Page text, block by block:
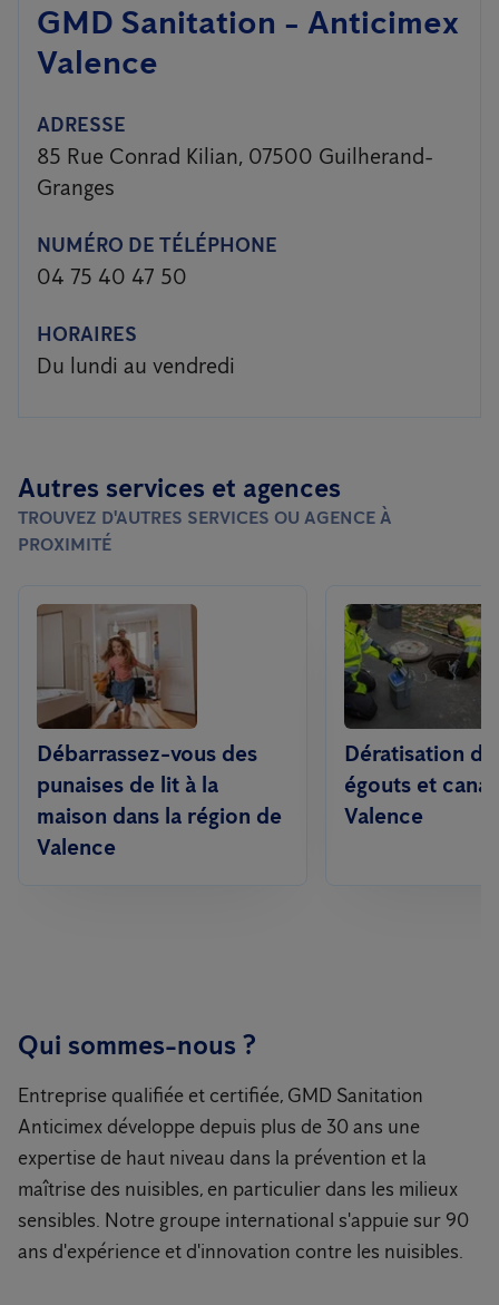
GMD Sanitation - Anticimex
Valence
ADRESSE
85 Rue Conrad Kilian, 07500 Guilherand-
Granges
NUMÉRO DE TÉLÉPHONE
04 75 40 47 50
HORAIRES
Du lundi au vendredi
Autres services et agences
TROUVEZ D'AUTRES SERVICES OU AGENCE À
PROXIMITÉ
Débarrassez-vous des
punaises de lit à la
maison dans la région de
Valence
Dératisation
égouts et
Valence
Qui sommes-nous ?
Entreprise qualifiée et certifiée, GMD Sanitation
Anticimex développe depuis plus de 30 ans une
expertise de haut niveau dans la prévention et la
maîtrise des nuisibles, en particulier dans les milieux
sensibles. Notre groupe international s'appuie sur 90
ans d'expérience et d'innovation contre les nuisibles.